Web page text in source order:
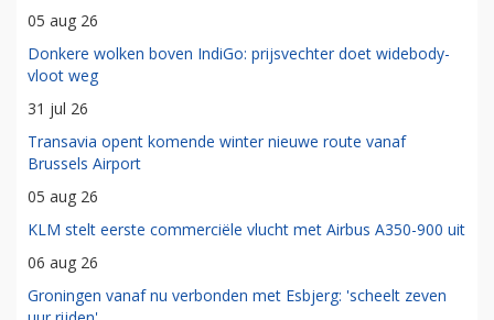
05 aug 26
Donkere wolken boven IndiGo: prijsvechter doet widebody-
vloot weg
31 jul 26
Transavia opent komende winter nieuwe route vanaf
Brussels Airport
05 aug 26
KLM stelt eerste commerciële vlucht met Airbus A350-900 uit
06 aug 26
Groningen vanaf nu verbonden met Esbjerg: 'scheelt zeven